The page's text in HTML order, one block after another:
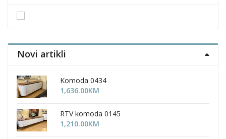
Novi artikli
Komoda 0434
1,636.00KM
RTV komoda 0145
1,210.00KM